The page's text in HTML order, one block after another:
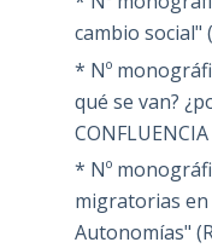
cambio social"
* Nº
qué se van?
CONFLUENCIA
* Nº
migratorias en
Autonomías"